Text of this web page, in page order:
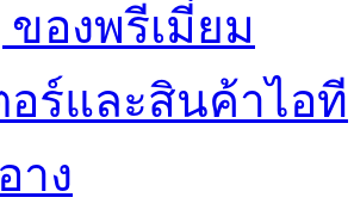
องพรีเมี่ยม
อร์และสินค้าไอที
าง